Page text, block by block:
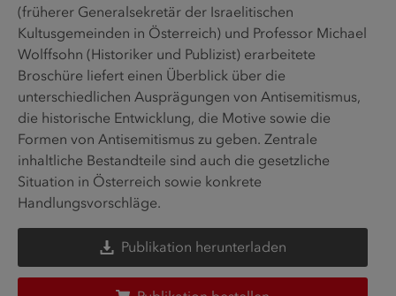
(früherer Generalsekretär der Israelitischen
Kultusgemeinden in Österreich) und Professor Michael
Wolffsohn (Historiker und Publizist) erarbeitete
Broschüre liefert einen Überblick über die
unterschiedlichen Ausprägungen von Antisemitismus,
die historische Entwicklung, die Motive sowie die
Formen von Antisemitismus zu geben. Zentrale
inhaltliche Bestandteile sind auch die gesetzliche
Situation in Österreich sowie konkrete
Handlungsvorschläge.
Publikation herunterladen